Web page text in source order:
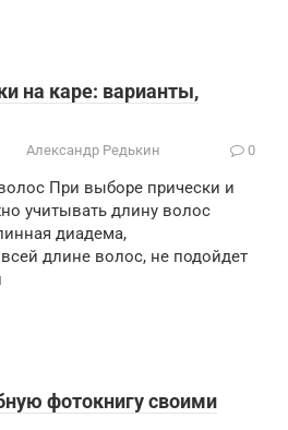
на каре: варианты,
Александр Редькин 0
При выборе прически и
учитывать длину волос
диадема,
длине волос, не подойдет
фотокнигу своими